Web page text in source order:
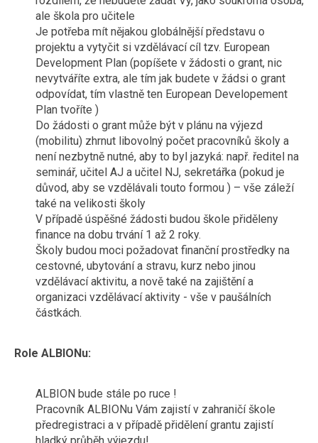
ale škola pro učitele
Je potřeba mít nějakou globálnější představu o
projektu a vytyčit si vzdělávací cíl tzv. European
Development Plan (popíšete v žádosti o grant, nic
nevytváříte extra, ale tím jak budete v žádsi o grant
odpovídat, tím vlastně ten European Developement
Plan tvoříte )
Do žádosti o grant může být v plánu na výjezd
(mobilitu) zhrnut libovolný počet pracovníků školy a
není nezbytně nutné, aby to byl jazyká: např. ředitel na
seminář, učitel AJ a učitel NJ, sekretářka (pokud je
důvod, aby se vzdělávali touto formou ) – vše záleží
také na velikosti školy
V případě úspěšné žádosti budou škole přiděleny
finance na dobu trvání 1 až 2 roky.
Školy budou moci požadovat finanční prostředky na
cestovné, ubytování a stravu, kurz nebo jinou
vzdělávací aktivitu, a nově také na zajištění a
organizaci vzdělávací aktivity - vše v paušálních
částkách.
Role ALBIONu:
ALBION bude stále po ruce !
Pracovník ALBIONu Vám zajistí v zahraničí škole
předregistraci a v případě přidělení grantu zajistí